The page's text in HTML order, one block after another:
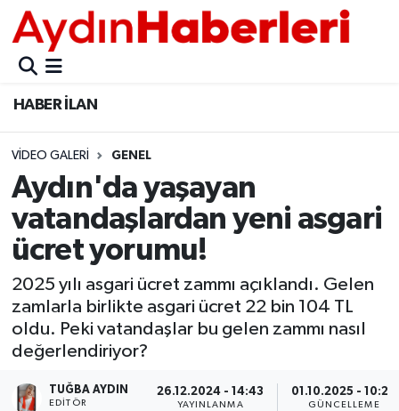
HABER İLAN
VIDEO GALERI GENEL
Aydın'da yaşayan
vatandaşlardan yeni asgari
ücret yorumu!
2025 yılı asgari ücret zammı açıklandı. Gelen
zamlarla birlikte asgari ücret 22 bin 104 TL
oldu. Peki vatandaşlar bu gelen zammı nasıl
değerlendiriyor?
TUĞBA AYDIN
EDITÖR
26.12.2024 - 14:43
YAYINLANMA
01.10.2025 - 10:28
GÜNCELLEME
GÜNCEL
POLİTİKA
BELEDİYELER
EKONOMİ
BÜLTEN
ÇEVRE
DIŞ
Aydın Nöbetçi Eczaneler
Aydın Hava Durumu
Aydin Namaz Vakitleri
Aydın Trafik Yoğunluk Haritası
Süper Lig Puan Durumu ve Fikstür
Tüm Manşetler
Son Dakika Haberleri
Haber Arşivi